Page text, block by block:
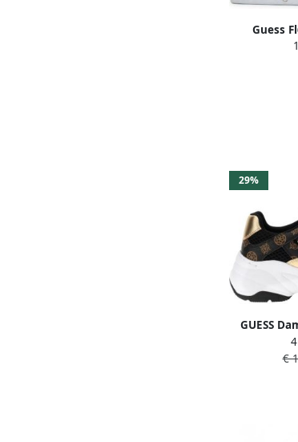
Guess
29%
GUESS
FLPHAR-
€